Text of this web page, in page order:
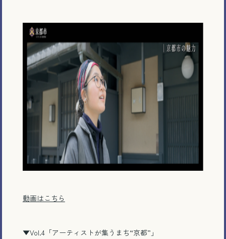
メール相談・面談予約
LINEで相談する
とじる
動画はこちら
▼Vol.4「アーティストが集うまち“京都” 」